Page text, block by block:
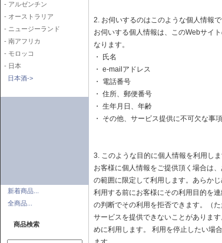
- アルゼンチン
- オーストラリア
- ニュージーランド
- 南アフリカ
- モロッコ
- 日本
日本酒->
新着商品...
全商品...
商品検索
2. お伺いするのはこのような個人情報
お伺いする個人情報は、このWebサイ
なります。
・ 氏名
・ e-mailアドレス
・ 電話番号
・ 住所、郵便番号
・ 生年月日、年齢
・ その他、サービス提供に不可欠な事項
3. このような目的に個人情報を利用し
お客様に個人情報をご提供頂く場合は
の範囲に限定して利用します。あらか
利用する前にお客様にその利用目的を
の判断でその利用を拒否できます。（
サービスを提供できないことがありま
めに利用します。 利用を停止したい場